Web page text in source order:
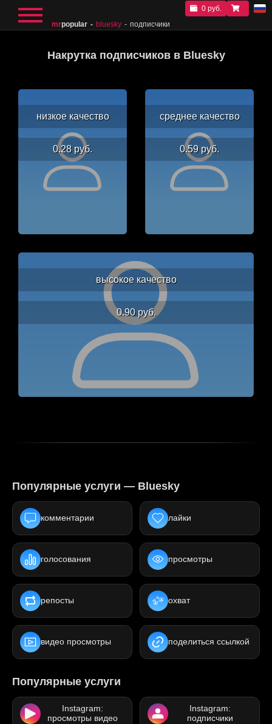
mrpopular bluesky подписчики
0 руб.
Накрутка подписчиков в Bluesky
низкое качество
0.28 руб.
среднее качество
0.59 руб.
высокое качество
0.90 руб.
Популярные услуги — Bluesky
комментарии лайки
голосования просмотры
репосты охват
видео просмотры поделиться ссылкой
Популярные услуги
Instagram:
просмотры видео
Instagram:
подписчики